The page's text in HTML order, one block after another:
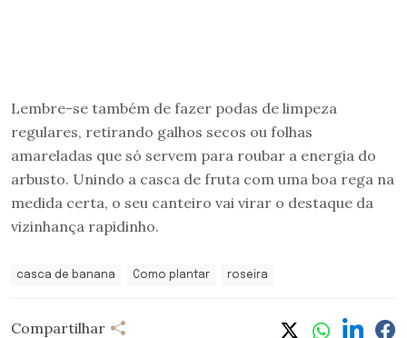
Lembre-se também de fazer podas de limpeza
regulares, retirando galhos secos ou folhas
amareladas que só servem para roubar a energia do
arbusto. Unindo a casca de fruta com uma boa rega na
medida certa, o seu canteiro vai virar o destaque da
vizinhança rapidinho.
casca de banana Como plantar roseira
Compartilhar